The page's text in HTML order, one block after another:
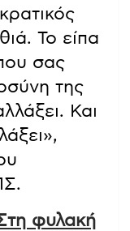
Το είπα
σας
της
Και
φυλακή